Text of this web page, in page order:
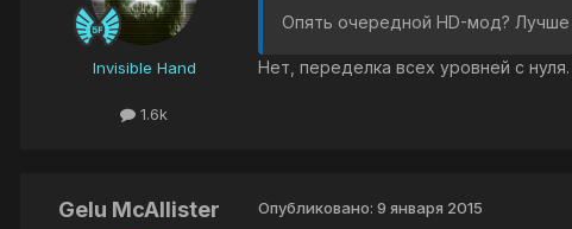
Invisible Hand
1.6k
Опять очередной HD-мод?
Нет, переделка всех уровней с
Gelu McAllister Опубликовано: 9 января 2015